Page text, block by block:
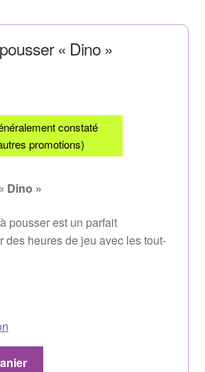
« Dino »
constaté
promotions)
Dino »
pousser est un parfait
des heures de jeu avec les tout-